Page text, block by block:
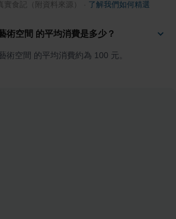
食記（附資料來源） 了解我們如何精選
術空間 的平均消費是多少？
術空間 的平均消費約為 100 元。